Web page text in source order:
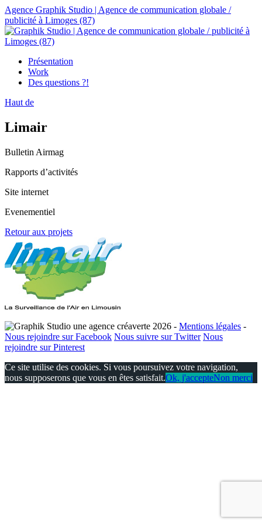
Agence Graphik Studio | Agence de communication globale /
publicité à Limoges (87)
Présentation
Work
Des questions ?!
Haut de
Limair
Bulletin Airmag
Rapports d’activités
Site internet
Evenementiel
Retour aux projets
2026 - Mentions légales -
Nous rejoindre sur Facebook Nous suivre sur Twitter Nous
rejoindre sur Pinterest
Ce site utilise des cookies. Si vous poursuivez votre navigation,
nous supposerons que vous en êtes satisfait.Ok, j'accepteNon merci